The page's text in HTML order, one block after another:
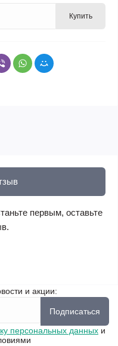
Купить
первым, оставьте
и акции:
Подписаться
персональных данных и